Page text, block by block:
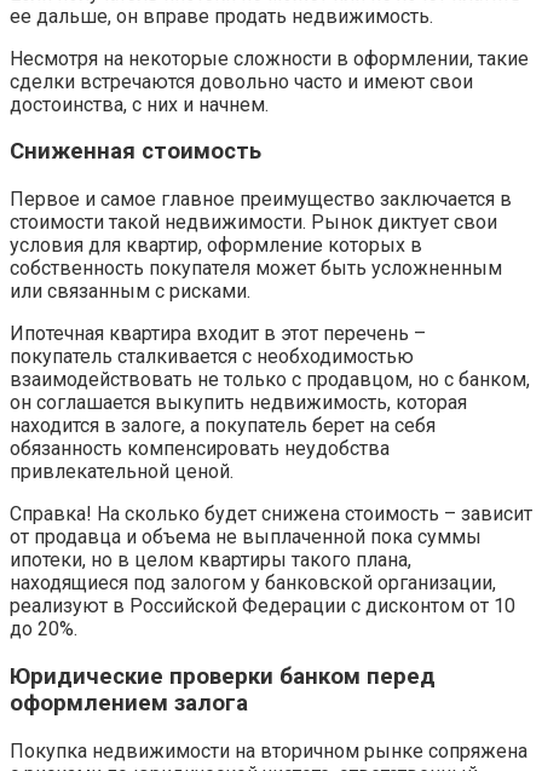
ее дальше, он вправе продать недвижимость.
Несмотря на некоторые сложности в оформлении, такие
сделки встречаются довольно часто и имеют свои
достоинства, с них и начнем.
Сниженная стоимость
Первое и самое главное преимущество заключается в
стоимости такой недвижимости. Рынок диктует свои
условия для квартир, оформление которых в
собственность покупателя может быть усложненным
или связанным с рисками.
Ипотечная квартира входит в этот перечень –
покупатель сталкивается с необходимостью
взаимодействовать не только с продавцом, но с банком,
он соглашается выкупить недвижимость, которая
находится в залоге, а покупатель берет на себя
обязанность компенсировать неудобства
привлекательной ценой.
Справка! На сколько будет снижена стоимость – зависит
от продавца и объема не выплаченной пока суммы
ипотеки, но в целом квартиры такого плана,
находящиеся под залогом у банковской организации,
реализуют в Российской Федерации с дисконтом от 10
до 20%.
Юридические проверки банком перед
оформлением залога
Покупка недвижимости на вторичном рынке сопряжена